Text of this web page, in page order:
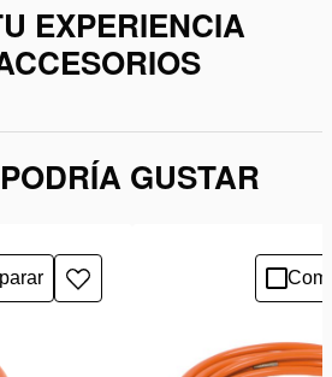
EXPERIENCIA
GUSTAR
Añadir
a